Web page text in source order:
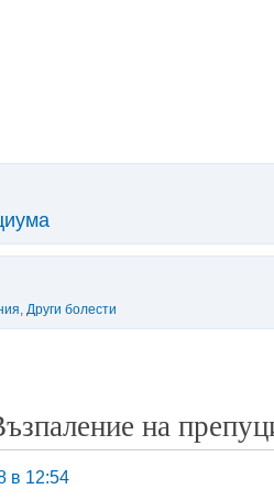
, Други болести
на
в 12:54